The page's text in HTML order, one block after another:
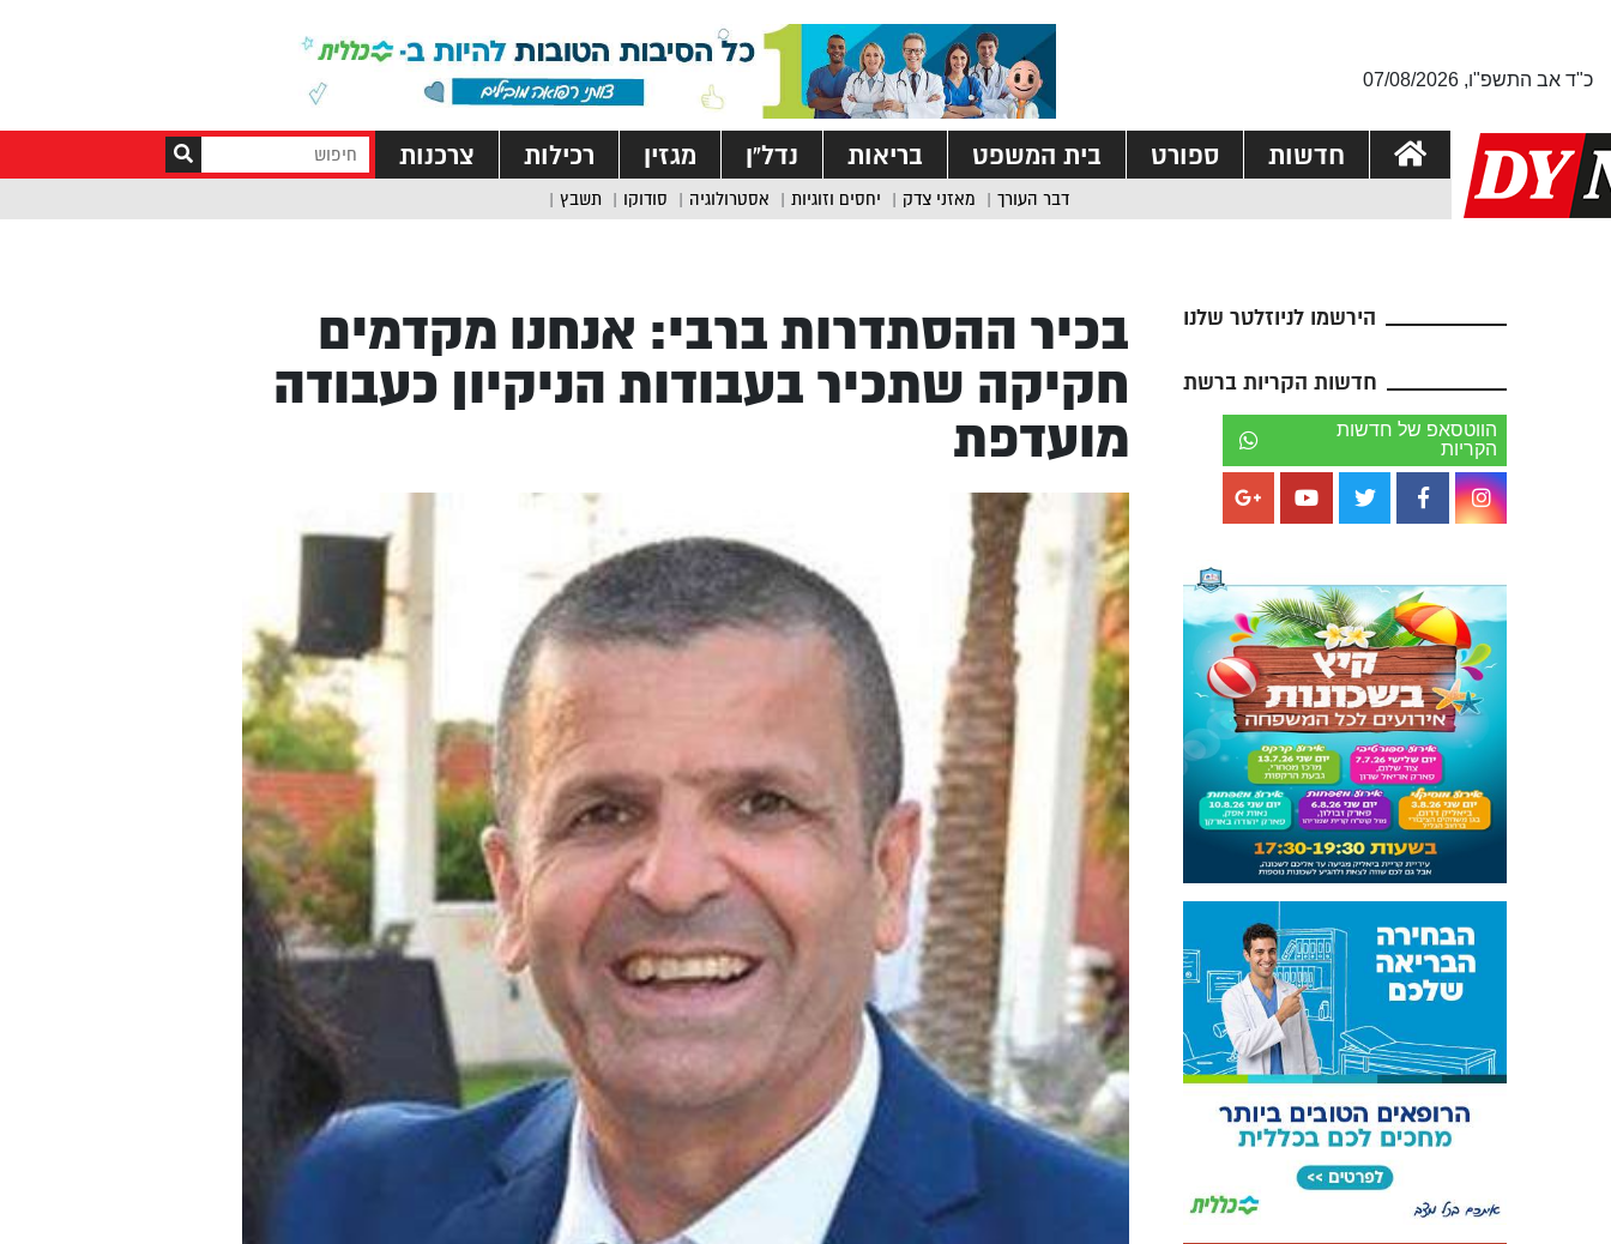
כ"ד אב התשפ"ו, 07/08/2026
חדשות ספורט בית המשפט בריאות נדל”ן מגזין רכילות צרכנות
דבר העורך מאזני צדק יחסים וזוגיות אסטרולוגיה סודוקו תשבץ
הירשמו לניוזלטר שלנו
חדשות הקריות ברשת
הווטסאפ של חדשות
הקריות
בכיר ההסתדרות ברבי: אנחנו מקדמים
חקיקה שתכיר בעבודות הניקיון כעבודה
מועדפת